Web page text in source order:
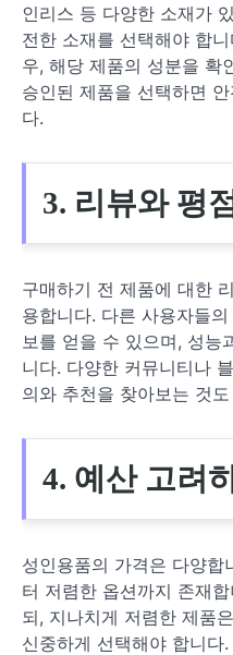
인리스 등 다양한 소재가
전한 소재를 선택해야 합
우, 해당 제품의 성분을 확
승인된 제품을 선택하면
다.
3. 리뷰와 평
구매하기 전 제품에 대한
용합니다. 다른 사용자들
보를 얻을 수 있으며, 성능
니다. 다양한 커뮤니티나
의와 추천을 찾아보는 것
4. 예산 고려
성인용품의 가격은 다양합
터 저렴한 옵션까지 존재
되, 지나치게 저렴한 제품
신중하게 선택해야 합니다